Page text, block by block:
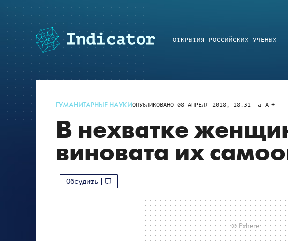
ОТКРЫТИЯ РОССИЙСКИХ УЧЕНЫХ
ГУМАНИТАРНЫЕ НАУКИОПУБЛИКОВАНО 08 АПРЕЛЯ 2018, 18:31 a A
В нехватке
виновата их
Обсудить
© Pxhere